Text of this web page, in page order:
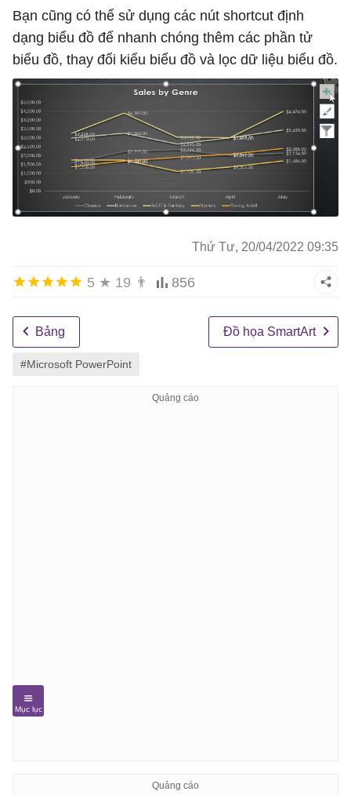
Bạn cũng có thể sử dụng các nút shortcut định
dạng biểu đồ để nhanh chóng thêm các phần tử
biểu đồ, thay đổi kiểu biểu đồ và lọc dữ liệu biểu đồ.
Thứ Tư, 20/04/2022 09:35
5 ★ 19 👨 856
Bảng Đồ họa SmartArt
#Microsoft PowerPoint